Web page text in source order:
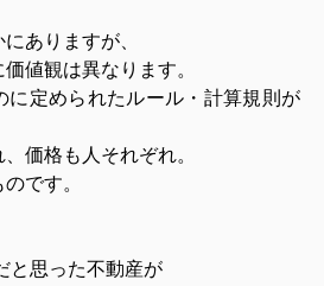
ありますが、
値観は異なります。
に定められたルール・計算規則が
価格も人それぞれ。
です。
と思った不動産が